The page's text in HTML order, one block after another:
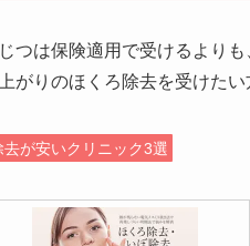
つは保険適用で受けるよりも
がりのほくろ除去を受けた
が安いクリニック3選